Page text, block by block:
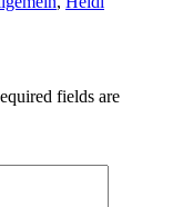
fields are